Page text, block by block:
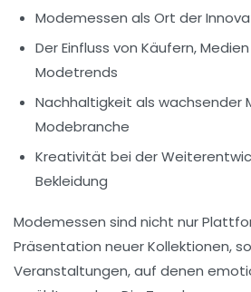
Modemessen als Ort der
Der Einfluss von Käufern,
Modetrends
Nachhaltigkeit als wachsender
Modebranche
Kreativität bei der
Bekleidung
Modemessen sind nicht nur
Präsentation neuer Kollektionen,
Veranstaltungen, auf denen